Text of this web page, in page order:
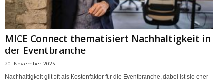
MICE Connect thematisiert Nachhaltigkeit in
der Eventbranche
20. November 2025
Nachhaltigkeit gilt oft als Kostenfaktor für die Eventbranche, dabei ist sie eher